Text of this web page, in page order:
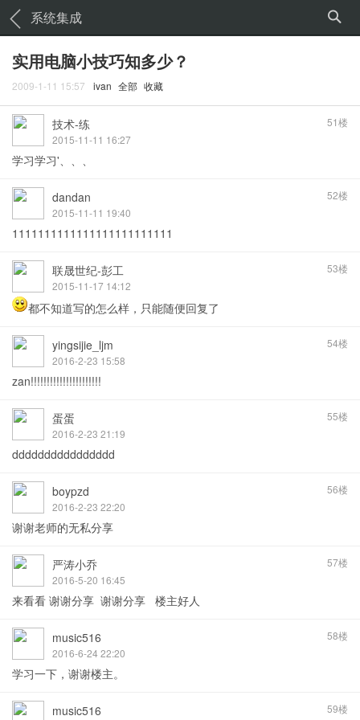
系统集成
实用电脑小技巧知多少？
2009-1-11 15:57 ivan 全部 收藏
51楼
技术-练
2015-11-11 16:27
学习学习'、、、
52楼
dandan
2015-11-11 19:40
1111111111111111111111111
53楼
联晟世纪-彭工
2015-11-17 14:12
都不知道写的怎么样，只能随便回复了
54楼
yingsijie_ljm
2016-2-23 15:58
zan!!!!!!!!!!!!!!!!!!!!!!
55楼
蛋蛋
2016-2-23 21:19
dddddddddddddddd
56楼
boypzd
2016-2-23 22:20
谢谢老师的无私分享
57楼
严涛小乔
2016-5-20 16:45
来看看 谢谢分享 谢谢分享 楼主好人
58楼
music516
2016-6-24 22:20
学习一下，谢谢楼主。
59楼
music516